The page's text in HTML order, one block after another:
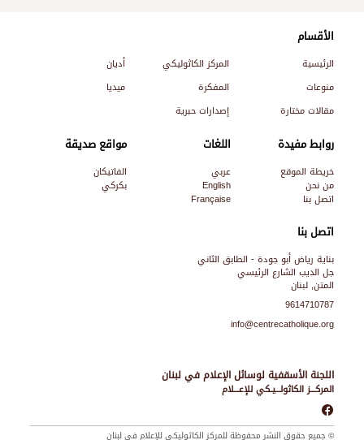
اللجنة الأسقفية لوسائل الإعلام في لبنان
المركـــز الكاثولـــيـكي للإعـــلام
اتصل بنا
بناية رياض أبو جودة - الطابق الثاني
جل الديب الشارع الرئيسي
المتن, لبنان
9614710787
info@centrecatholique.org
الأقسام
الرئيسية المركز الكاثوليكي
أديان
منوعات
المفكرة
ميديا
مقالات مختارة
إصدارات حبرية
روابط مفيدة
خريطة الموقع
من نحن
اتصل بنا
اللغات
عربي
English
Française
مواقع صديقة
الفاتيكان
بكركي
© جميع حقوق النشر محفوظة للمركز الكاثوليكي للإعلام في لبنان